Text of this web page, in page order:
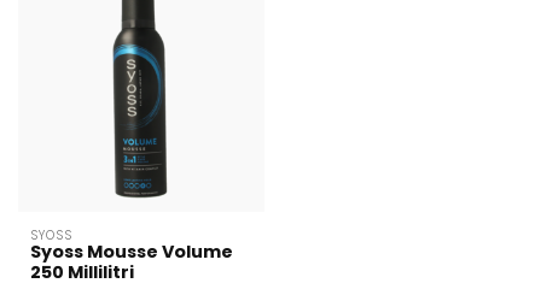
SYOSS
Syoss Mousse Volume
250 Millilitri